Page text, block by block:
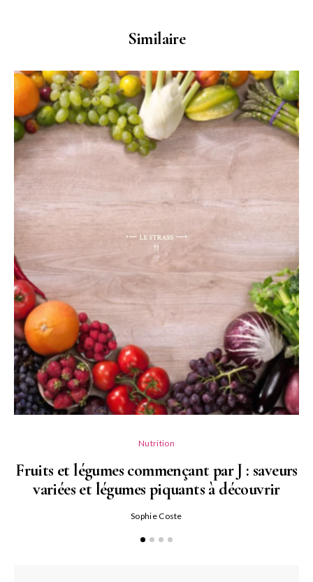
Similaire
Nutrition
Fruits et légumes commençant par J : saveurs
variées et légumes piquants à découvrir
Sophie Coste